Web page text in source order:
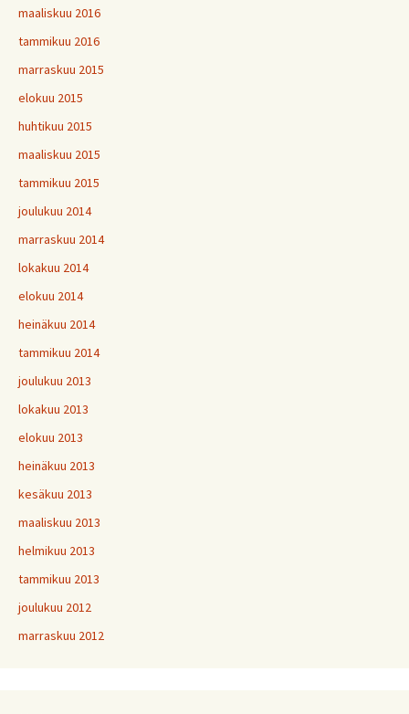
maaliskuu 2016
tammikuu 2016
marraskuu 2015
elokuu 2015
huhtikuu 2015
maaliskuu 2015
tammikuu 2015
joulukuu 2014
marraskuu 2014
lokakuu 2014
elokuu 2014
heinäkuu 2014
tammikuu 2014
joulukuu 2013
lokakuu 2013
elokuu 2013
heinäkuu 2013
kesäkuu 2013
maaliskuu 2013
helmikuu 2013
tammikuu 2013
joulukuu 2012
marraskuu 2012